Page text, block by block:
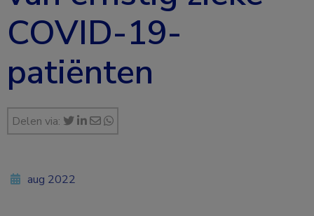
COVID-19-
patiënten
Delen via:
aug 2022